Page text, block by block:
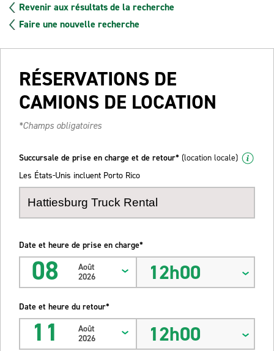
Revenir aux résultats de la recherche
Faire une nouvelle recherche
RÉSERVATIONS DE
CAMIONS DE LOCATION
*Champs obligatoires
Succursale de prise en charge et de retour* (location locale)
Les États-Unis incluent Porto Rico
Date et heure de prise en charge*
08
Août
2026
12h00
Date et heure du retour*
11
Août
2026
12h00